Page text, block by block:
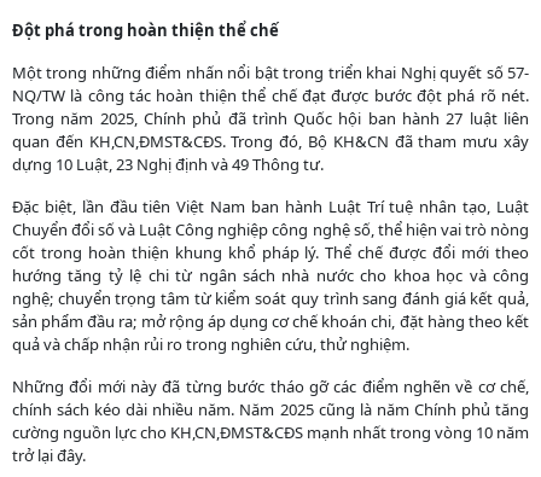
Đột phá trong hoàn thiện thể chế
Một trong những điểm nhấn nổi bật trong triển khai Nghị quyết số 57-
NQ/TW là công tác hoàn thiện thể chế đạt được bước đột phá rõ nét.
Trong năm 2025, Chính phủ đã trình Quốc hội ban hành 27 luật liên
quan đến KH,CN,ĐMST&CĐS. Trong đó, Bộ KH&CN đã tham mưu xây
dựng 10 Luật, 23 Nghị định và 49 Thông tư.
Đặc biệt, lần đầu tiên Việt Nam ban hành Luật Trí tuệ nhân tạo, Luật
Chuyển đổi số và Luật Công nghiệp công nghệ số, thể hiện vai trò nòng
cốt trong hoàn thiện khung khổ pháp lý. Thể chế được đổi mới theo
hướng tăng tỷ lệ chi từ ngân sách nhà nước cho khoa học và công
nghệ; chuyển trọng tâm từ kiểm soát quy trình sang đánh giá kết quả,
sản phẩm đầu ra; mở rộng áp dụng cơ chế khoán chi, đặt hàng theo kết
quả và chấp nhận rủi ro trong nghiên cứu, thử nghiệm.
Những đổi mới này đã từng bước tháo gỡ các điểm nghẽn về cơ chế,
chính sách kéo dài nhiều năm. Năm 2025 cũng là năm Chính phủ tăng
cường nguồn lực cho KH,CN,ĐMST&CĐS mạnh nhất trong vòng 10 năm
trở lại đây.